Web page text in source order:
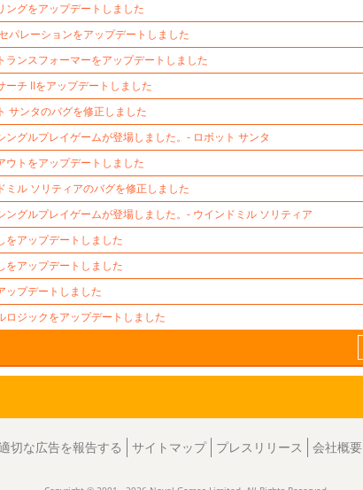
ングをアップデートしました
パレーションをアップデートしました
ランスフォーマーをアップデートしました
ーチ IIをアップデートしました
サンタのバグを修正しました
ングルプレイゲームが登場しました。- ロボット サンタ
ウトをアップデートしました
ミル ソリティアのバグを修正しました
ングルプレイゲームが登場しました。- ウインドミル ソリティア
をアップデートしました
をアップデートしました
ップデートしました
ロジックをアップデートしました
切な広告を報告する サイトマップ プレスリリース 会社概要